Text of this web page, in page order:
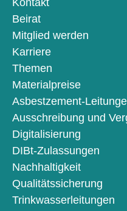
Kontakt
Beirat
Mitglied werden
Karriere
Themen
Materialpreise
Asbestzement-
Ausschreibung und
Digitalisierung
DIBt-Zulassungen
Nachhaltigkeit
Qualitätssicherung
Trinkwasserleitungen